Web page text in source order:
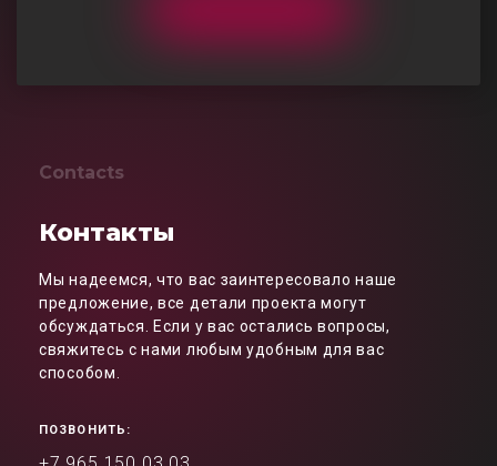
Contacts
Контакты
Мы надеемся, что вас заинтересовало наше
предложение, все детали проекта могут
обсуждаться. Если у вас остались вопросы,
свяжитесь с нами любым удобным для вас
способом.
ПОЗВОНИТЬ: